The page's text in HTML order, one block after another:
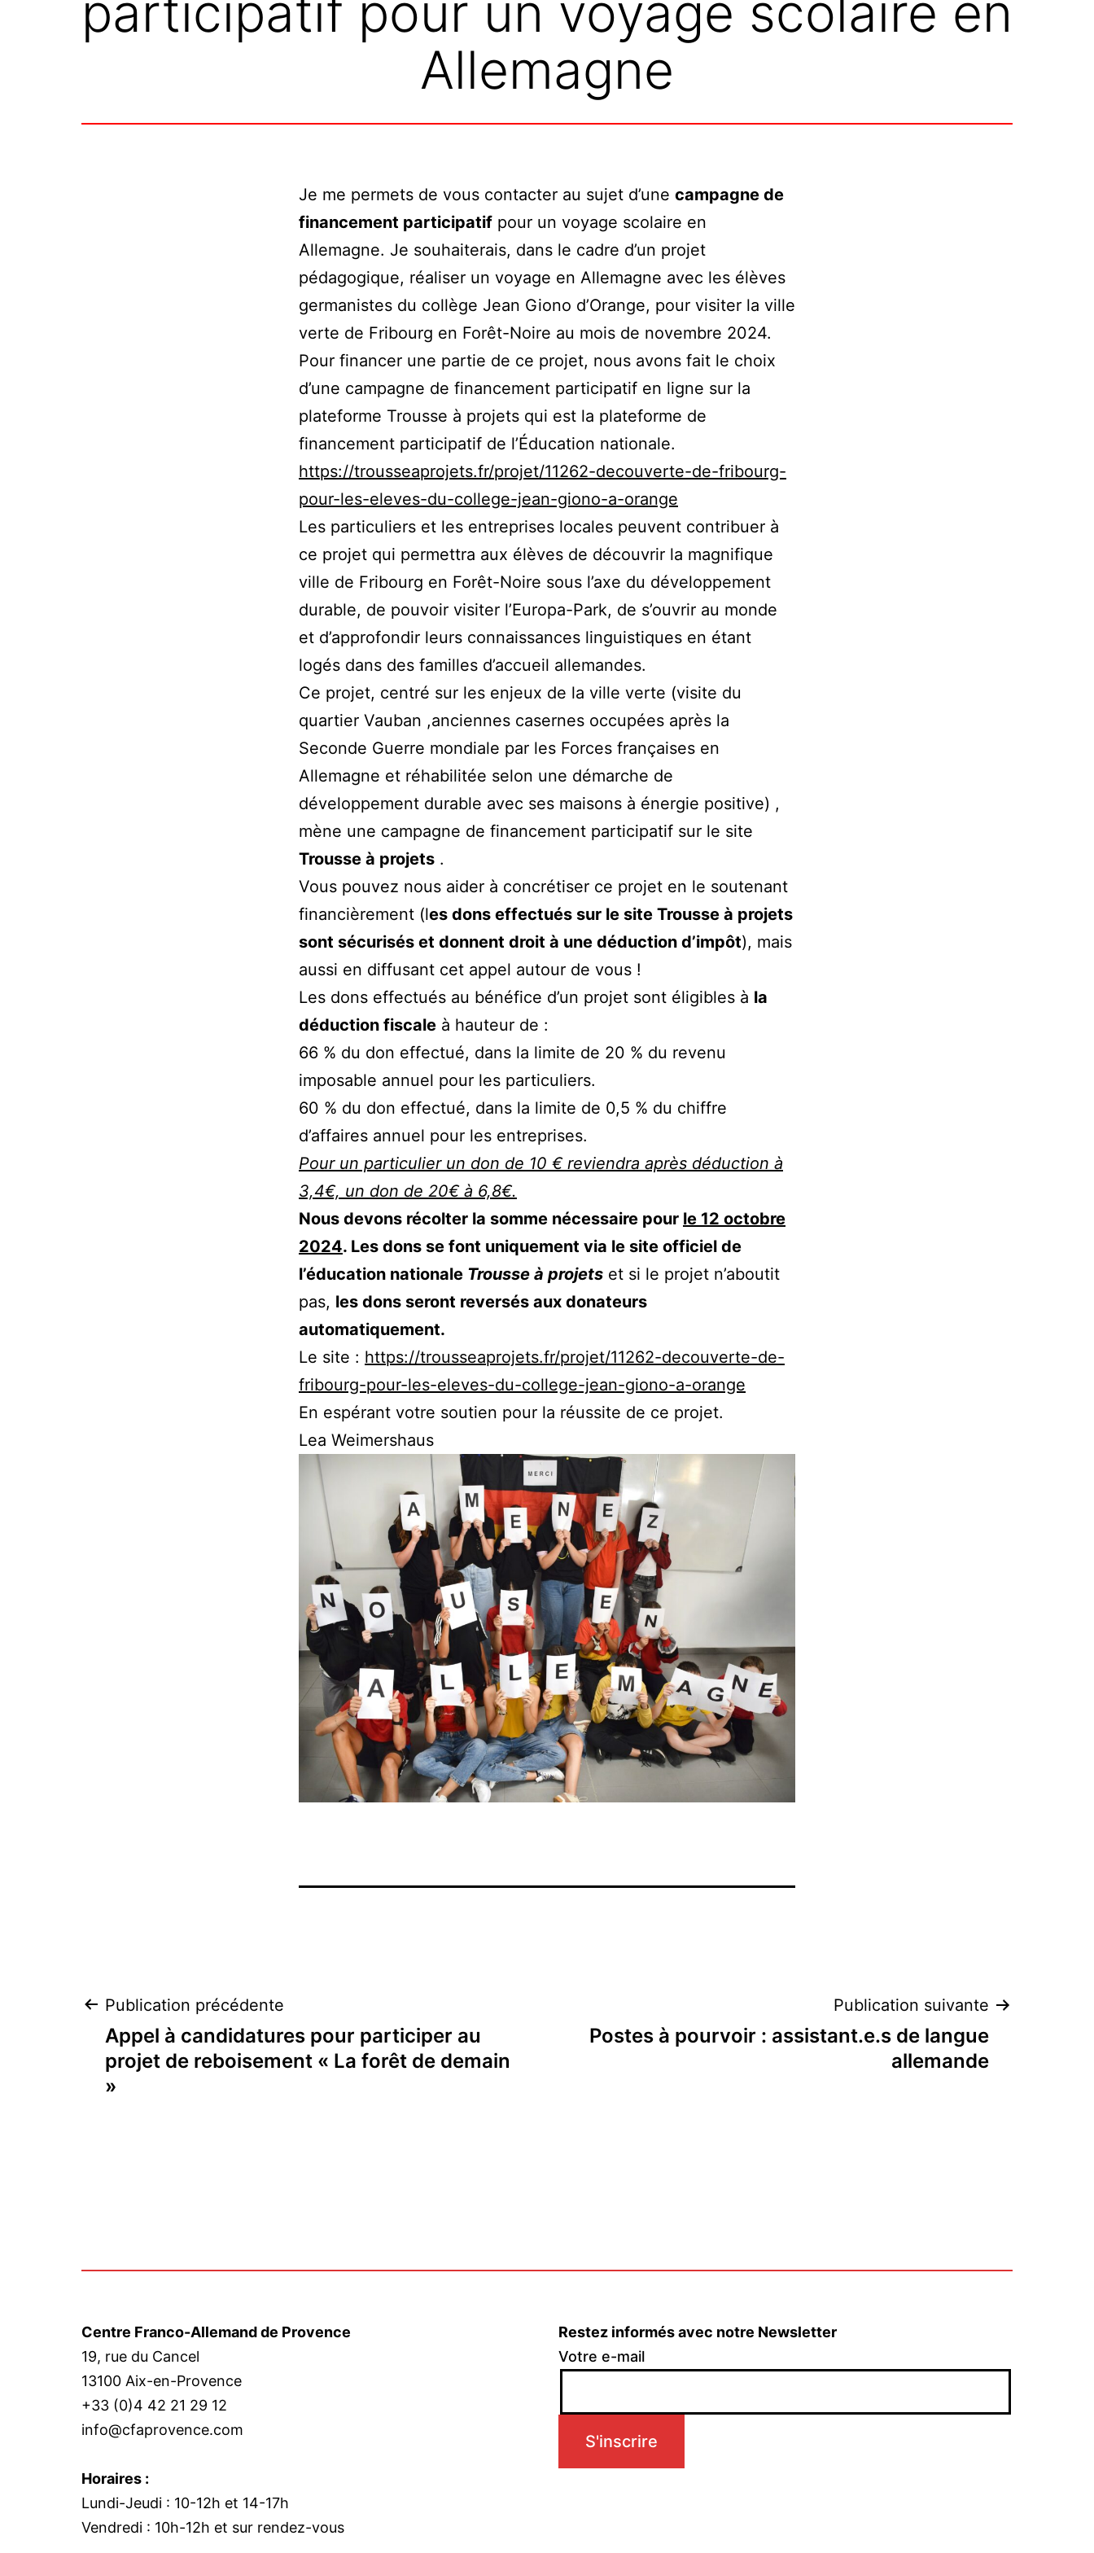
participatif pour un voyage scolaire en
Allemagne
Je me permets de vous contacter au sujet d’une campagne de
financement participatif pour un voyage scolaire en
Allemagne. Je souhaiterais, dans le cadre d’un projet
pédagogique, réaliser un voyage en Allemagne avec les élèves
germanistes du collège Jean Giono d’Orange, pour visiter la ville
verte de Fribourg en Forêt-Noire au mois de novembre 2024.
Pour financer une partie de ce projet, nous avons fait le choix
d’une campagne de financement participatif en ligne sur la
plateforme Trousse à projets qui est la plateforme de
financement participatif de l’Éducation nationale.
https://trousseaprojets.fr/projet/11262-decouverte-de-fribourg-
pour-les-eleves-du-college-jean-giono-a-orange
Les particuliers et les entreprises locales peuvent contribuer à
ce projet qui permettra aux élèves de découvrir la magnifique
ville de Fribourg en Forêt-Noire sous l’axe du développement
durable, de pouvoir visiter l’Europa-Park, de s’ouvrir au monde
et d’approfondir leurs connaissances linguistiques en étant
logés dans des familles d’accueil allemandes.
Ce projet, centré sur les enjeux de la ville verte (visite du
quartier Vauban ,anciennes casernes occupées après la
Seconde Guerre mondiale par les Forces françaises en
Allemagne et réhabilitée selon une démarche de
développement durable avec ses maisons à énergie positive) ,
mène une campagne de financement participatif sur le site
Trousse à projets .
Vous pouvez nous aider à concrétiser ce projet en le soutenant
financièrement (les dons effectués sur le site Trousse à projets
sont sécurisés et donnent droit à une déduction d’impôt), mais
aussi en diffusant cet appel autour de vous !
Les dons effectués au bénéfice d’un projet sont éligibles à la
déduction fiscale à hauteur de :
66 % du don effectué, dans la limite de 20 % du revenu
imposable annuel pour les particuliers.
60 % du don effectué, dans la limite de 0,5 % du chiffre
d’affaires annuel pour les entreprises.
Pour un particulier un don de 10 € reviendra après déduction à
3,4€, un don de 20€ à 6,8€.
Nous devons récolter la somme nécessaire pour le 12 octobre
2024. Les dons se font uniquement via le site officiel de
l’éducation nationale Trousse à projets et si le projet n’aboutit
pas, les dons seront reversés aux donateurs
automatiquement.
Le site : https://trousseaprojets.fr/projet/11262-decouverte-de-
fribourg-pour-les-eleves-du-college-jean-giono-a-orange
En espérant votre soutien pour la réussite de ce projet.
Lea Weimershaus
Navigation
de
Publication précédente
Appel à candidatures pour participer au
projet de reboisement « La forêt de demain
»
Publication suivante
Postes à pourvoir : assistant.e.s de langue
allemande
Centre Franco-Allemand de Provence
19, rue du Cancel
13100 Aix-en-Provence
+33 (0)4 42 21 29 12
info@cfaprovence.com
Horaires :
Lundi-Jeudi : 10-12h et 14-17h
Vendredi : 10h-12h et sur rendez-vous
Restez informés avec notre Newsletter
Votre e-mail